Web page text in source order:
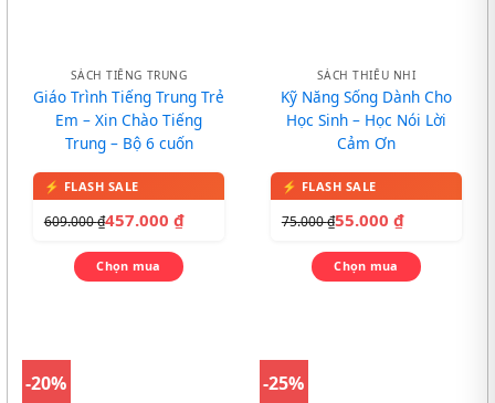
SÁCH TIẾNG TRUNG
Giáo Trình Tiếng Trung Trẻ
Em – Xin Chào Tiếng
Trung – Bộ 6 cuốn
609.000₫457.000 ₫
Chọn mua
SÁCH THIẾU NHI
Kỹ Năng Sống Dành Cho
Học Sinh – Học Nói Lời
Cảm Ơn
75.000₫55.000 ₫
Chọn mua
-20% -25%